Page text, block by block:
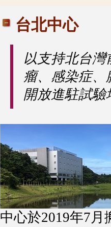
台北中心
以支持北台
瘤、感染症
開放進駐試驗
中心於2019年7